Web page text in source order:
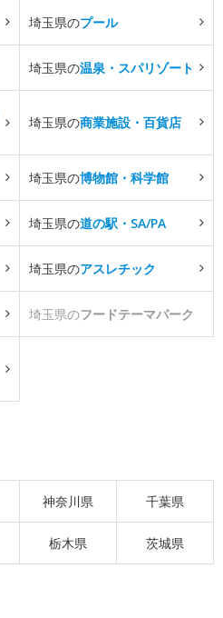
埼玉県のプール
埼玉県の温泉・スパリゾート
埼玉県の商業施設・百貨店
埼玉県の博物館・科学館
埼玉県の道の駅・SA/PA
埼玉県のアスレチック
埼玉県のフードテーマパーク
神奈川県 千葉県
栃木県 茨城県